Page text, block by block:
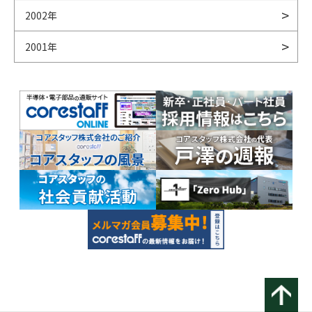
2002年
2001年